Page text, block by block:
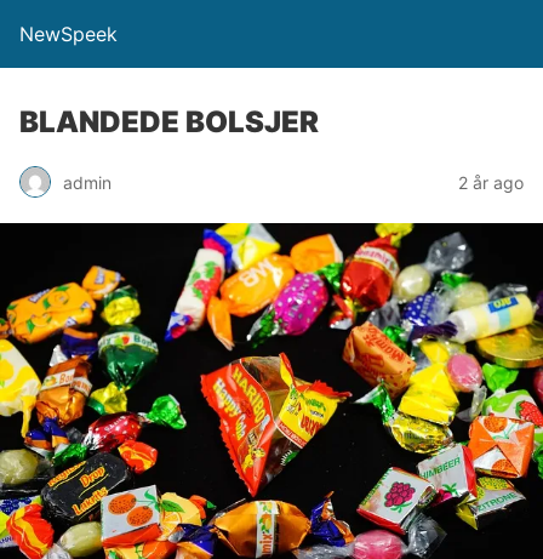
NewSpeek
BLANDEDE BOLSJER
admin 2 år ago